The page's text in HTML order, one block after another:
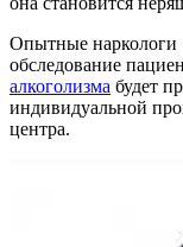
Опытные наркологи
обследование
алкоголизма будет
индивидуальной
центра.